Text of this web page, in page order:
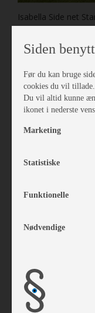
Isabella Side net
Vare nr. I407202506
Siden
Før du kan bruge
cookies du vil tillade.
Du vil altid kunne
ikonet i nederste
Marketing
Statistiske
Funktionelle
Nødvendige